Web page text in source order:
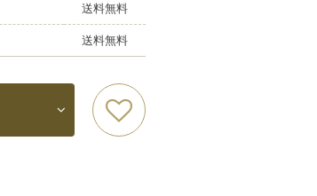
送料無料
送料無料